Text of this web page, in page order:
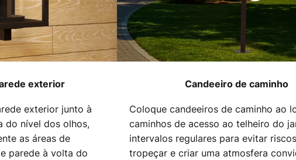
exterior
exterior junto à
do nível dos olhos,
as áreas de
parede à volta do
Candeeiro de caminho
Coloque candeeiros de caminho ao
caminhos de acesso ao telheiro do
intervalos regulares para evitar
tropeçar e criar uma atmosfera